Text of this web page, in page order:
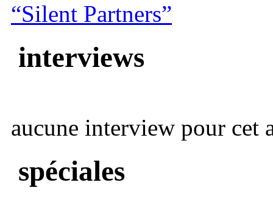
“Silent Partners”
interviews
aucune interview pour cet
spéciales